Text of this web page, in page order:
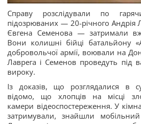
Справу розслідували по
підозрюваних — 20-річного Андрія
Євгена Семенова — затримали
Вони колишні бійці батальйону
добровольчої армії, воювали на
Лаврега і Семенов проведуть під
вироку.
Із доказів, що розглядалися в
відомо, що хлопців на місці
камери відеоспостереження. У
затримували, знайшли